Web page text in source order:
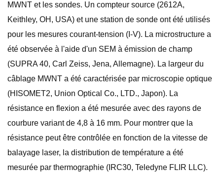
MWNT et les sondes. Un compteur source (2612A,
Keithley, OH, USA) et une station de sonde ont été utilisés
pour les mesures courant-tension (I-V). La microstructure a
été observée à l'aide d'un SEM à émission de champ
(SUPRA 40, Carl Zeiss, Jena, Allemagne). La largeur du
câblage MWNT a été caractérisée par microscopie optique
(HISOMET2, Union Optical Co., LTD., Japon). La
résistance en flexion a été mesurée avec des rayons de
courbure variant de 4,8 à 16 mm. Pour montrer que la
résistance peut être contrôlée en fonction de la vitesse de
balayage laser, la distribution de température a été
mesurée par thermographie (IRC30, Teledyne FLIR LLC).